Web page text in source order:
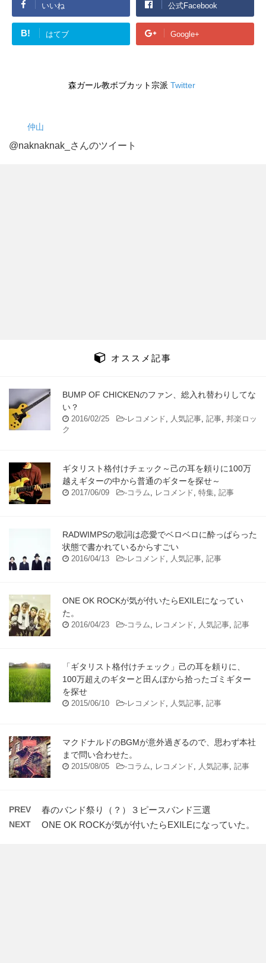
いいね 公式Facebook
B! はてブ Google+
仲山
森ガール教ボブカット宗派 Twitter
@naknaknak_さんのツイート
オススメ記事
BUMP OF CHICKENのファン、総入れ替わりしてな
い？
2016/02/25 -レコメンド, 人気記事, 記事, 邦楽ロッ
ク
ギタリスト格付けチェック～己の耳を頼りに100万
越えギターの中から普通のギターを探せ～
2017/06/09 -コラム, レコメンド, 特集, 記事
RADWIMPSの歌詞は恋愛でベロベロに酔っぱらった
状態で書かれているからすごい
2016/04/13 -レコメンド, 人気記事, 記事
ONE OK ROCKが気が付いたらEXILEになってい
た。
2016/04/23 -コラム, レコメンド, 人気記事, 記事
「ギタリスト格付けチェック」己の耳を頼りに、
100万超えのギターと田んぼから拾ったゴミギター
を探せ
2015/06/10 -レコメンド, 人気記事, 記事
マクドナルドのBGMが意外過ぎるので、思わず本社
まで問い合わせた。
2015/08/05 -コラム, レコメンド, 人気記事, 記事
PREV 春のバンド祭り（？）３ピースバンド三選
NEXT ONE OK ROCKが気が付いたらEXILEになっていた。